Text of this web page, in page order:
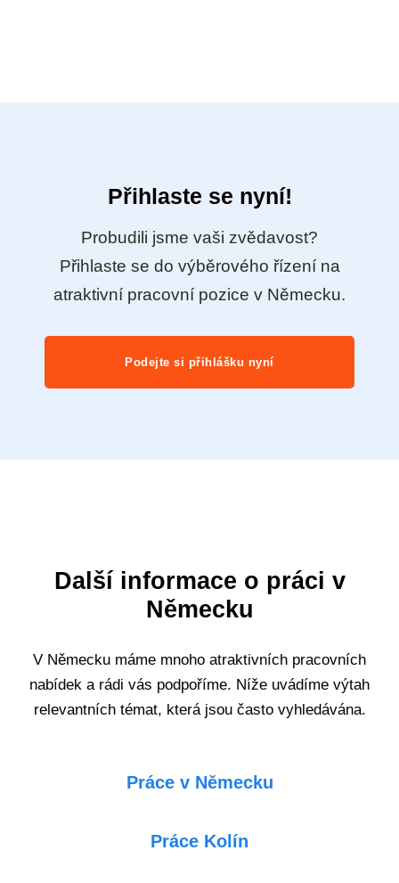
Přihlaste se nyní!
Probudili jsme vaši zvědavost?
Přihlaste se do výběrového řízení na
atraktivní pracovní pozice v Německu.
Podejte si přihlášku nyní
Další informace o práci v
Německu
V Německu máme mnoho atraktivních pracovních
nabídek a rádi vás podpoříme. Níže uvádíme výtah
relevantních témat, která jsou často vyhledávána.
Práce v Německu
Práce Kolín